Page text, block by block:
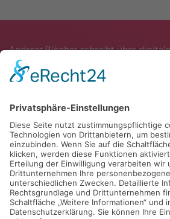
Andreas Blöcher schreibt über
Gedanken flüssig halten und
Mittelpunkt stehen kognitive
sowie das harmonische
Workflow, der Fokus, Kreativität und
Kontakt:
Andreas Blöcher
An der Papiermühle 1
91166 Georgensgmünd
info@andreas-bloecher.de
Partner: